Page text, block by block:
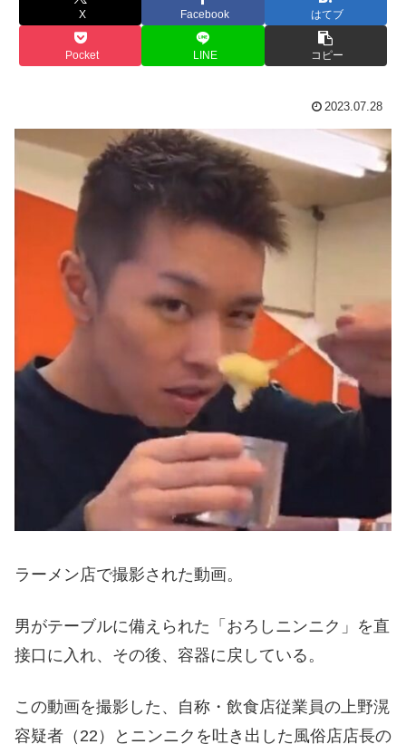
X Facebook はてブ
Pocket LINE コピー
2023.07.28
ラーメン店で撮影された動画。
男がテーブルに備えられた「おろしニンニク」を直
接口に入れ、その後、容器に戻している。
この動画を撮影した、自称・飲食店従業員の上野滉
容疑者（22）とニンニクを吐き出した風俗店店長の